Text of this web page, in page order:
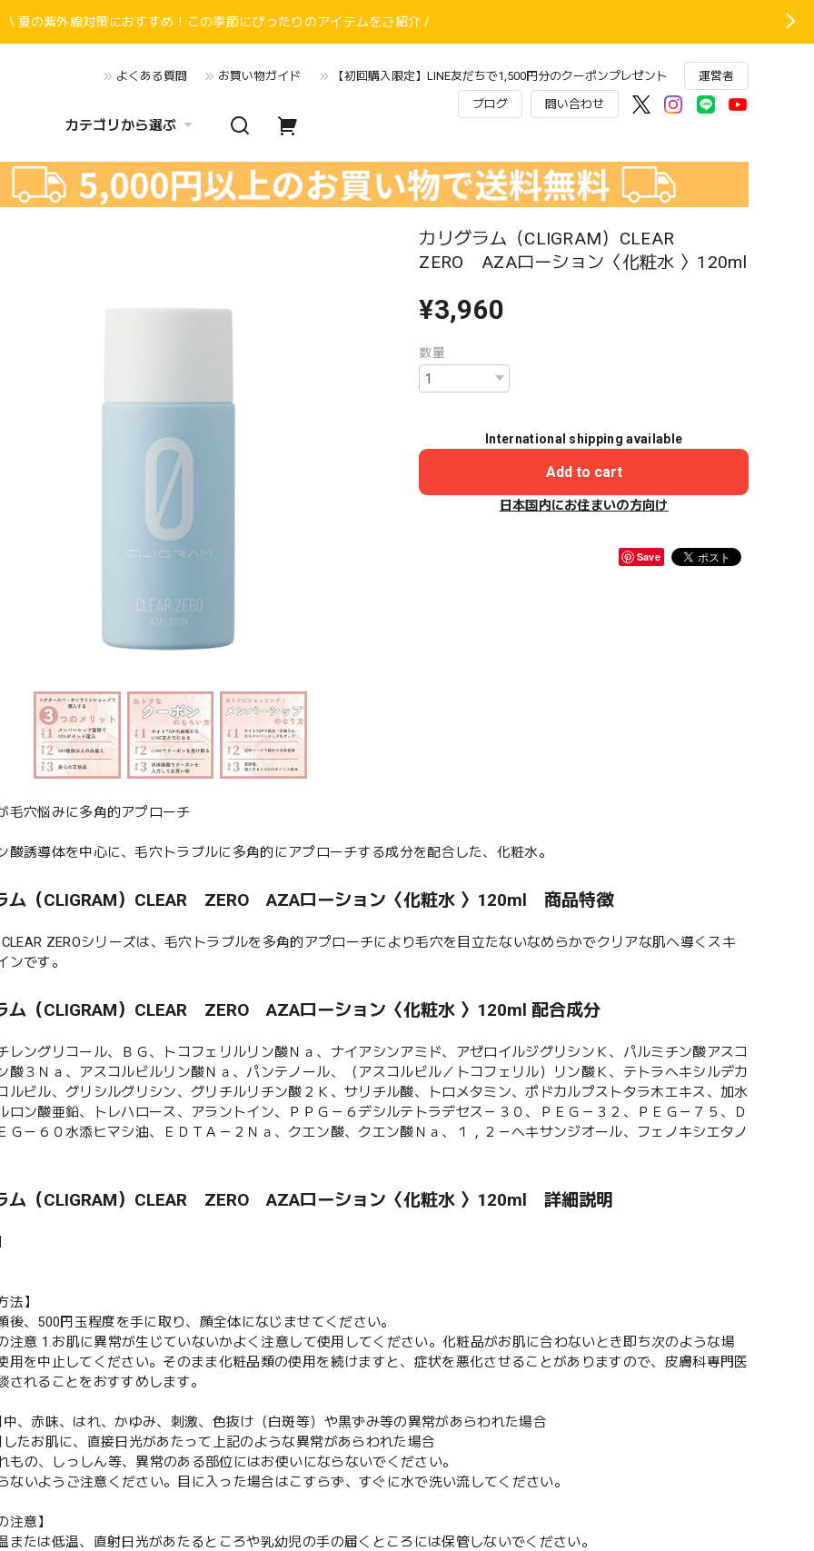
\ 夏の紫外線対策におすすめ！この季節にぴったりのアイテムをご紹介 /
よくある質問 お買い物ガイド 【初回購入限定】LINE友だちで1,500円分のクーポンプレゼント 運営者
ブログ 問い合わせ
カテゴリから選ぶ
カリグラム（CLIGRAM）CLEAR
ZERO AZAローション〈化粧水 〉120ml
¥3,960
数量
International shipping available
Add to cart
日本国内にお住まいの方向け
Save
毛穴悩みに多角的アプローチ
酸誘導体を中心に、毛穴トラブルに多角的にアプローチする成分を配合した、化粧水。
ム（CLIGRAM）CLEAR ZERO AZAローション〈化粧水 〉120ml 商品特徴
CLEAR ZEROシリーズは、毛穴トラブルを多角的アプローチにより毛穴を目立たないなめらかでクリアな肌へ導くスキ
ンです。
ム（CLIGRAM）CLEAR ZERO AZAローション〈化粧水 〉120ml 配合成分
レングリコール、ＢＧ、トコフェリルリン酸Ｎａ、ナイアシンアミド、アゼロイルジグリシンＫ、パルミチン酸アスコ
酸３Ｎａ、アスコルビルリン酸Ｎａ、パンテノール、（アスコルビル／トコフェリル）リン酸Ｋ、テトラヘキシルデカ
ルビル、グリシルグリシン、グリチルリチン酸２Ｋ、サリチル酸、トロメタミン、ポドカルプストタラ木エキス、加水
ロン酸亜鉛、トレハロース、アラントイン、ＰＰＧ－６デシルテトラデセス－３０、ＰＥＧ－３２、ＰＥＧ－７５、Ｄ
Ｇ－６０水添ヒマシ油、ＥＤＴＡ－２Ｎａ、クエン酸、クエン酸Ｎａ、１，２－ヘキサンジオール、フェノキシエタノ
ム（CLIGRAM）CLEAR ZERO AZAローション〈化粧水 〉120ml 詳細説明
法】
後、500円玉程度を手に取り、顔全体になじませてください。
注意 1.お肌に異常が生じていないかよく注意して使用してください。化粧品がお肌に合わないとき即ち次のような場
用を中止してください。そのまま化粧品類の使用を続けますと、症状を悪化させることがありますので、皮膚科専門医
されることをおすすめします。
、赤味、はれ、かゆみ、刺激、色抜け（白斑等）や黒ずみ等の異常があらわれた場合
たお肌に、直接日光があたって上記のような異常があらわれた場合
もの、しっしん等、異常のある部位にはお使いにならないでください。
ないようご注意ください。目に入った場合はこすらず、すぐに水で洗い流してください。
注意】
または低温、直射日光があたるところや乳幼児の手の届くところには保管しないでください。